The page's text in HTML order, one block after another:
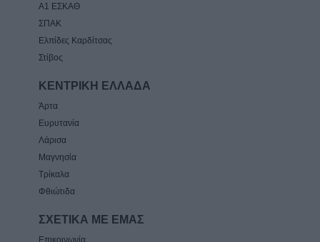
Α1 ΕΣΚΑΘ
ΣΠΑΚ
Ελπίδες Καρδίτσας
Στίβος
ΚΕΝΤΡΙΚΗ ΕΛΛΑΔΑ
Άρτα
Ευρυτανία
Λάρισα
Μαγνησία
Τρίκαλα
Φθιώτιδα
ΣΧΕΤΙΚΑ ΜΕ ΕΜΑΣ
Επικοινωνία